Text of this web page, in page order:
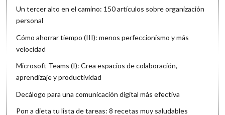
Un tercer alto en el camino: 150 artículos sobre organización
personal
Cómo ahorrar tiempo (III): menos perfeccionismo y más
velocidad
Microsoft Teams (I): Crea espacios de colaboración,
aprendizaje y productividad
Decálogo para una comunicación digital más efectiva
Pon a dieta tu lista de tareas: 8 recetas muy saludables